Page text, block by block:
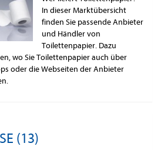
In dieser Marktübersicht
finden Sie passende Anbieter
und Händler von
Toilettenpapier. Dazu
wo Sie Toilettenpapier auch über
oder die Webseiten der Anbieter
(13)